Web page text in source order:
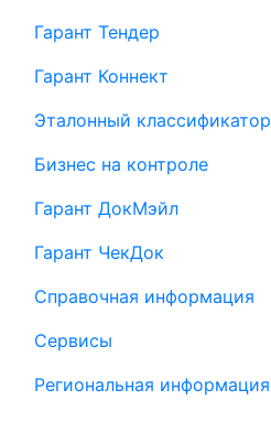
Гарант Тендер
Гарант Коннект
Эталонный классификатор
Бизнес на контроле
Гарант ДокМэйл
Гарант ЧекДок
Справочная информация
Сервисы
Региональная информация